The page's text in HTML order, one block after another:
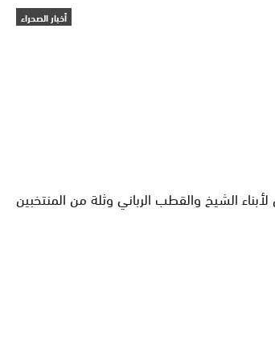
أخبار الصحراء
السنوي 13 للولي الصالح “الشيخ بلاو ” ، بحضور وازن لأبناء الشيخ والقطب الرباني وثلة من المنتخبين